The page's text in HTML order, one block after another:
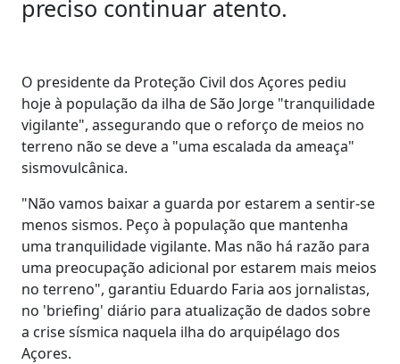
preciso continuar atento.
O presidente da Proteção Civil dos Açores pediu
hoje à população da ilha de São Jorge "tranquilidade
vigilante", assegurando que o reforço de meios no
terreno não se deve a "uma escalada da ameaça"
sismovulcânica.
"Não vamos baixar a guarda por estarem a sentir-se
menos sismos. Peço à população que mantenha
uma tranquilidade vigilante. Mas não há razão para
uma preocupação adicional por estarem mais meios
no terreno", garantiu Eduardo Faria aos jornalistas,
no 'briefing' diário para atualização de dados sobre
a crise sísmica naquela ilha do arquipélago dos
Açores.